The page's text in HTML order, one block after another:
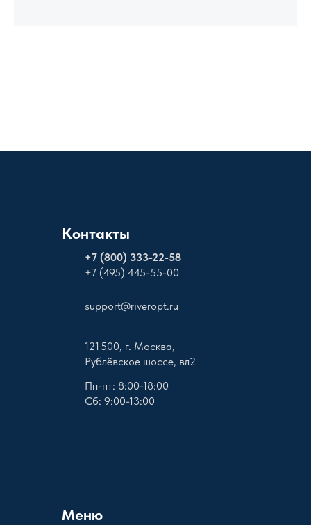
Контакты
+7 (800) 333-22-58
+7 (495) 445-55-00
support@riveropt.ru
Меню
121 500, г. Москва,
Рублёвское шоссе, вл2
Пн-пт: 8:00-18:00
Сб: 9:00-13:00